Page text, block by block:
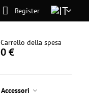
Register
Carrello della spesa
0 €
Accessori